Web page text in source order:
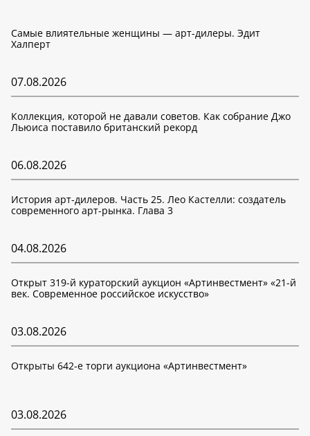
Самые влиятельные женщины — арт-дилеры. Эдит
Халперт
07.08.2026
Коллекция, которой не давали советов. Как собрание Джо
Льюиса поставило британский рекорд
06.08.2026
История арт-дилеров. Часть 25. Лео Кастелли: создатель
современного арт-рынка. Глава 3
04.08.2026
Открыт 319-й кураторский аукцион «Артинвестмент» «21-й
век. Современное российское искусство»
03.08.2026
Открыты 642-е торги аукциона «Артинвестмент»
03.08.2026